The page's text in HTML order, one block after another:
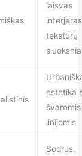
laisvas
tekstūrų
estetika
švaromis
linijomis
Sodrus,